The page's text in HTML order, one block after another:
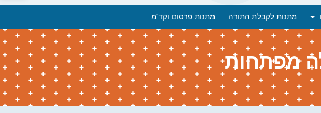
מתנות לקבלת התורה מתנות פרסום וקד"מ
מפתחות